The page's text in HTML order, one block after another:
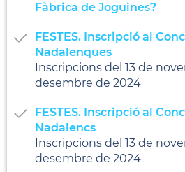
Fàbrica de Joguines?
FESTES. Inscripció al
Nadalenques
Inscripcions del 13 de
desembre de 2024
FESTES. Inscripció al
Nadalencs
Inscripcions del 13 de
desembre de 2024